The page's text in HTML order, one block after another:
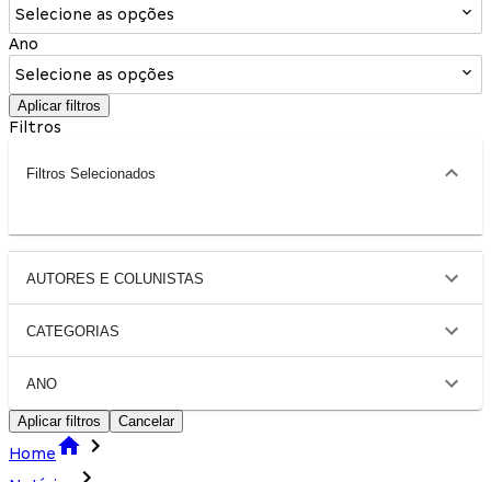
Selecione as opções
Ano
Selecione as opções
Aplicar filtros
Filtros
Filtros Selecionados
AUTORES E COLUNISTAS
CATEGORIAS
ANO
Aplicar filtros Cancelar
Home